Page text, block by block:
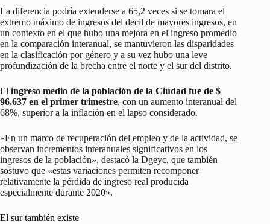
La diferencia podría extenderse a 65,2 veces si se tomara el
extremo máximo de ingresos del decil de mayores ingresos, en
un contexto en el que hubo una mejora en el ingreso promedio
en la comparación interanual, se mantuvieron las disparidades
en la clasificación por género y a su vez hubo una leve
profundización de la brecha entre el norte y el sur del distrito.
El ingreso medio de la población de la Ciudad fue de $
96.637 en el primer trimestre, con un aumento interanual del
68%, superior a la inflación en el lapso considerado.
«En un marco de recuperación del empleo y de la actividad, se
observan incrementos interanuales significativos en los
ingresos de la población», destacó la Dgeyc, que también
sostuvo que «estas variaciones permiten recomponer
relativamente la pérdida de ingreso real producida
especialmente durante 2020».
El sur también existe